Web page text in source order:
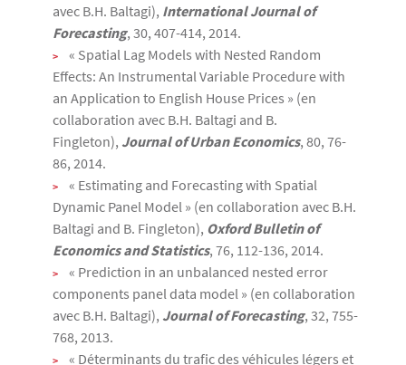
avec B.H. Baltagi), International Journal of
Forecasting, 30, 407-414, 2014.
« Spatial Lag Models with Nested Random
Effects: An Instrumental Variable Procedure with
an Application to English House Prices » (en
collaboration avec B.H. Baltagi and B.
Fingleton), Journal of Urban Economics, 80, 76-
86, 2014.
« Estimating and Forecasting with Spatial
Dynamic Panel Model » (en collaboration avec B.H.
Baltagi and B. Fingleton), Oxford Bulletin of
Economics and Statistics, 76, 112-136, 2014.
« Prediction in an unbalanced nested error
components panel data model » (en collaboration
avec B.H. Baltagi), Journal of Forecasting, 32, 755-
768, 2013.
« Déterminants du trafic des véhicules légers et